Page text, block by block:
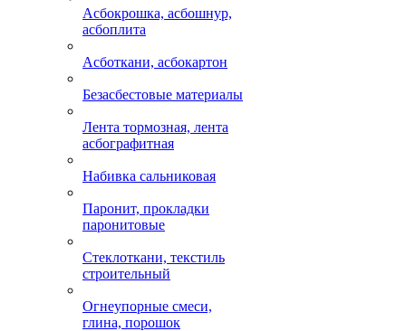
Асбокрошка, асбошнур,
асбоплита
Асботкани, асбокартон
Безасбестовые материалы
Лента тормозная, лента
асбографитная
Набивка сальниковая
Паронит, прокладки
паронитовые
Стеклоткани, текстиль
строительный
Огнеупорные смеси,
глина, порошок